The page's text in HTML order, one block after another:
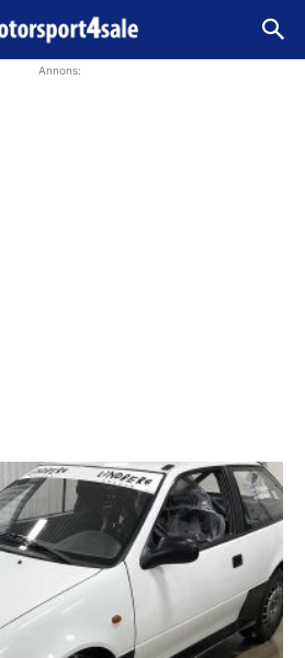
Annons: